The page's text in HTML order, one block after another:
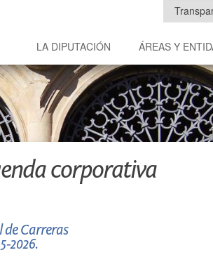
LA DIPUTACIÓN ÁREAS Y
corporativa
de Carreras
2026.